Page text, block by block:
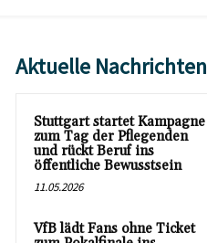
Aktuelle Nachrichten
Stuttgart startet Kampagne
zum Tag der Pflegenden
und rückt Beruf ins
öffentliche Bewusstsein
11.05.2026
VfB lädt Fans ohne Ticket